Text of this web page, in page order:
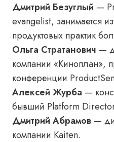
Дмитрий Безуглый —
evangelist, занимается
продуктовых практик
Ольга Стратанович —
компании «Киноплан»,
конференции
Алексей Журба —
бывший Platform
Дмитрий Абрамов —
компании Kaiten.